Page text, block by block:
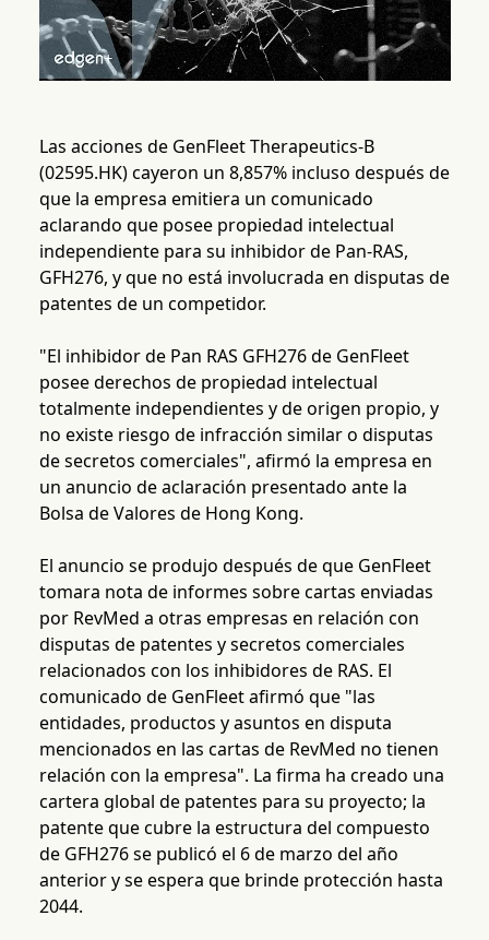
Las acciones de GenFleet Therapeutics-B
(02595.HK) cayeron un 8,857% incluso después de
que la empresa emitiera un comunicado
aclarando que posee propiedad intelectual
independiente para su inhibidor de Pan-RAS,
GFH276, y que no está involucrada en disputas de
patentes de un competidor.
"El inhibidor de Pan RAS GFH276 de GenFleet
posee derechos de propiedad intelectual
totalmente independientes y de origen propio, y
no existe riesgo de infracción similar o disputas
de secretos comerciales", afirmó la empresa en
un anuncio de aclaración presentado ante la
Bolsa de Valores de Hong Kong.
El anuncio se produjo después de que GenFleet
tomara nota de informes sobre cartas enviadas
por RevMed a otras empresas en relación con
disputas de patentes y secretos comerciales
relacionados con los inhibidores de RAS. El
comunicado de GenFleet afirmó que "las
entidades, productos y asuntos en disputa
mencionados en las cartas de RevMed no tienen
relación con la empresa". La firma ha creado una
cartera global de patentes para su proyecto; la
patente que cubre la estructura del compuesto
de GFH276 se publicó el 6 de marzo del año
anterior y se espera que brinde protección hasta
2044.